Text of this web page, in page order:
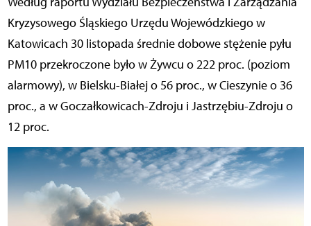
Kryzysowego Śląskiego Urzędu Wojewódzkiego w
Katowicach 30 listopada średnie dobowe stężenie pyłu
PM10 przekroczone było w Żywcu o 222 proc. (poziom
alarmowy), w Bielsku-Białej o 56 proc., w Cieszynie o 36
proc., a w Goczałkowicach-Zdroju i Jastrzębiu-Zdroju o
12 proc.